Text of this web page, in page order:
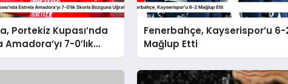
Portekiz Kupası’nda
Amadora’yı 7-0’lık
Uğrattı
Fenerbahçe, Kayserispor’u 6-
Mağlup Etti